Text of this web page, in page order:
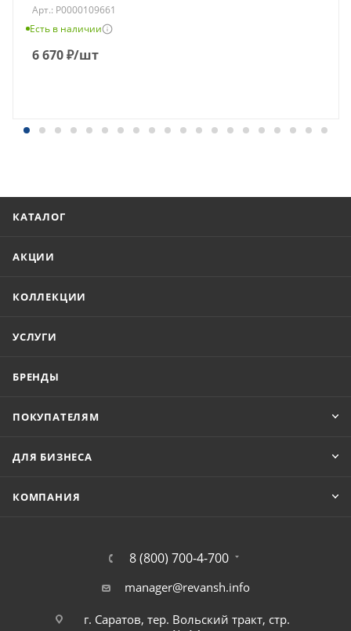
Арт.: Р0000109661
Есть в наличии
6 670₽/шт
КАТАЛОГ
АКЦИИ
КОЛЛЕКЦИИ
УСЛУГИ
БРЕНДЫ
ПОКУПАТЕЛЯМ
ДЛЯ БИЗНЕСА
КОМПАНИЯ
8 (800) 700-4-700
manager@revansh.info
г. Саратов, тер. Вольский тракт, стр.